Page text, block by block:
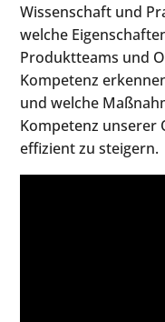
Wissenschaft und
welche
Produktteams und
Kompetenz
und welche
Kompetenz unserer
effizient zu steigern.